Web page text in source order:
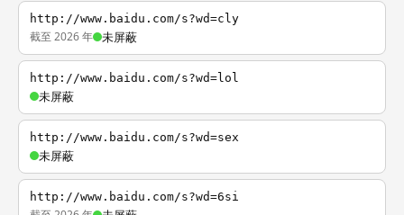
http://www.baidu.com/s?wd=cly
截至 2026 年 未屏蔽
http://www.baidu.com/s?wd=lol
未屏蔽
http://www.baidu.com/s?wd=sex
未屏蔽
http://www.baidu.com/s?wd=6si